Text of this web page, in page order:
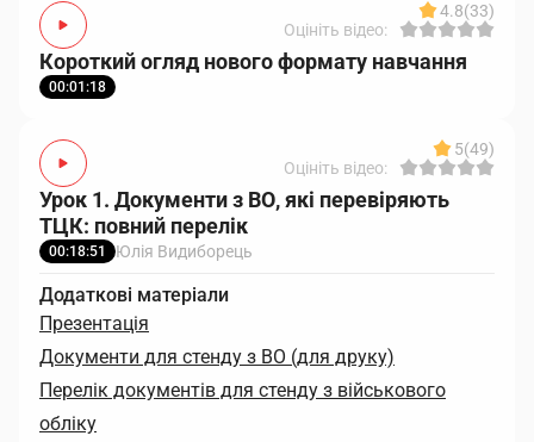
4.8(33)
Оцініть відео:
Короткий огляд нового формату навчання
00:01:18
5(49)
Оцініть відео:
Урок 1. Документи з ВО, які перевіряють
ТЦК: повний перелік
00:18:51 Юлія Видиборець
Додаткові матеріали
Презентація
Документи для стенду з ВО (для друку)
Перелік документів для стенду з військового
обліку